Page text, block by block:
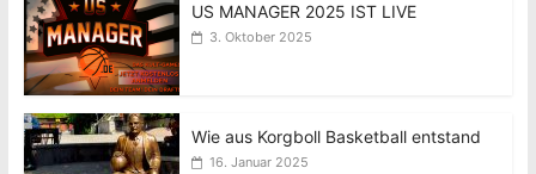
US MANAGER 2025 IST LIVE
3. Oktober 2025
Wie aus Korgboll Basketball entstand
16. Januar 2025